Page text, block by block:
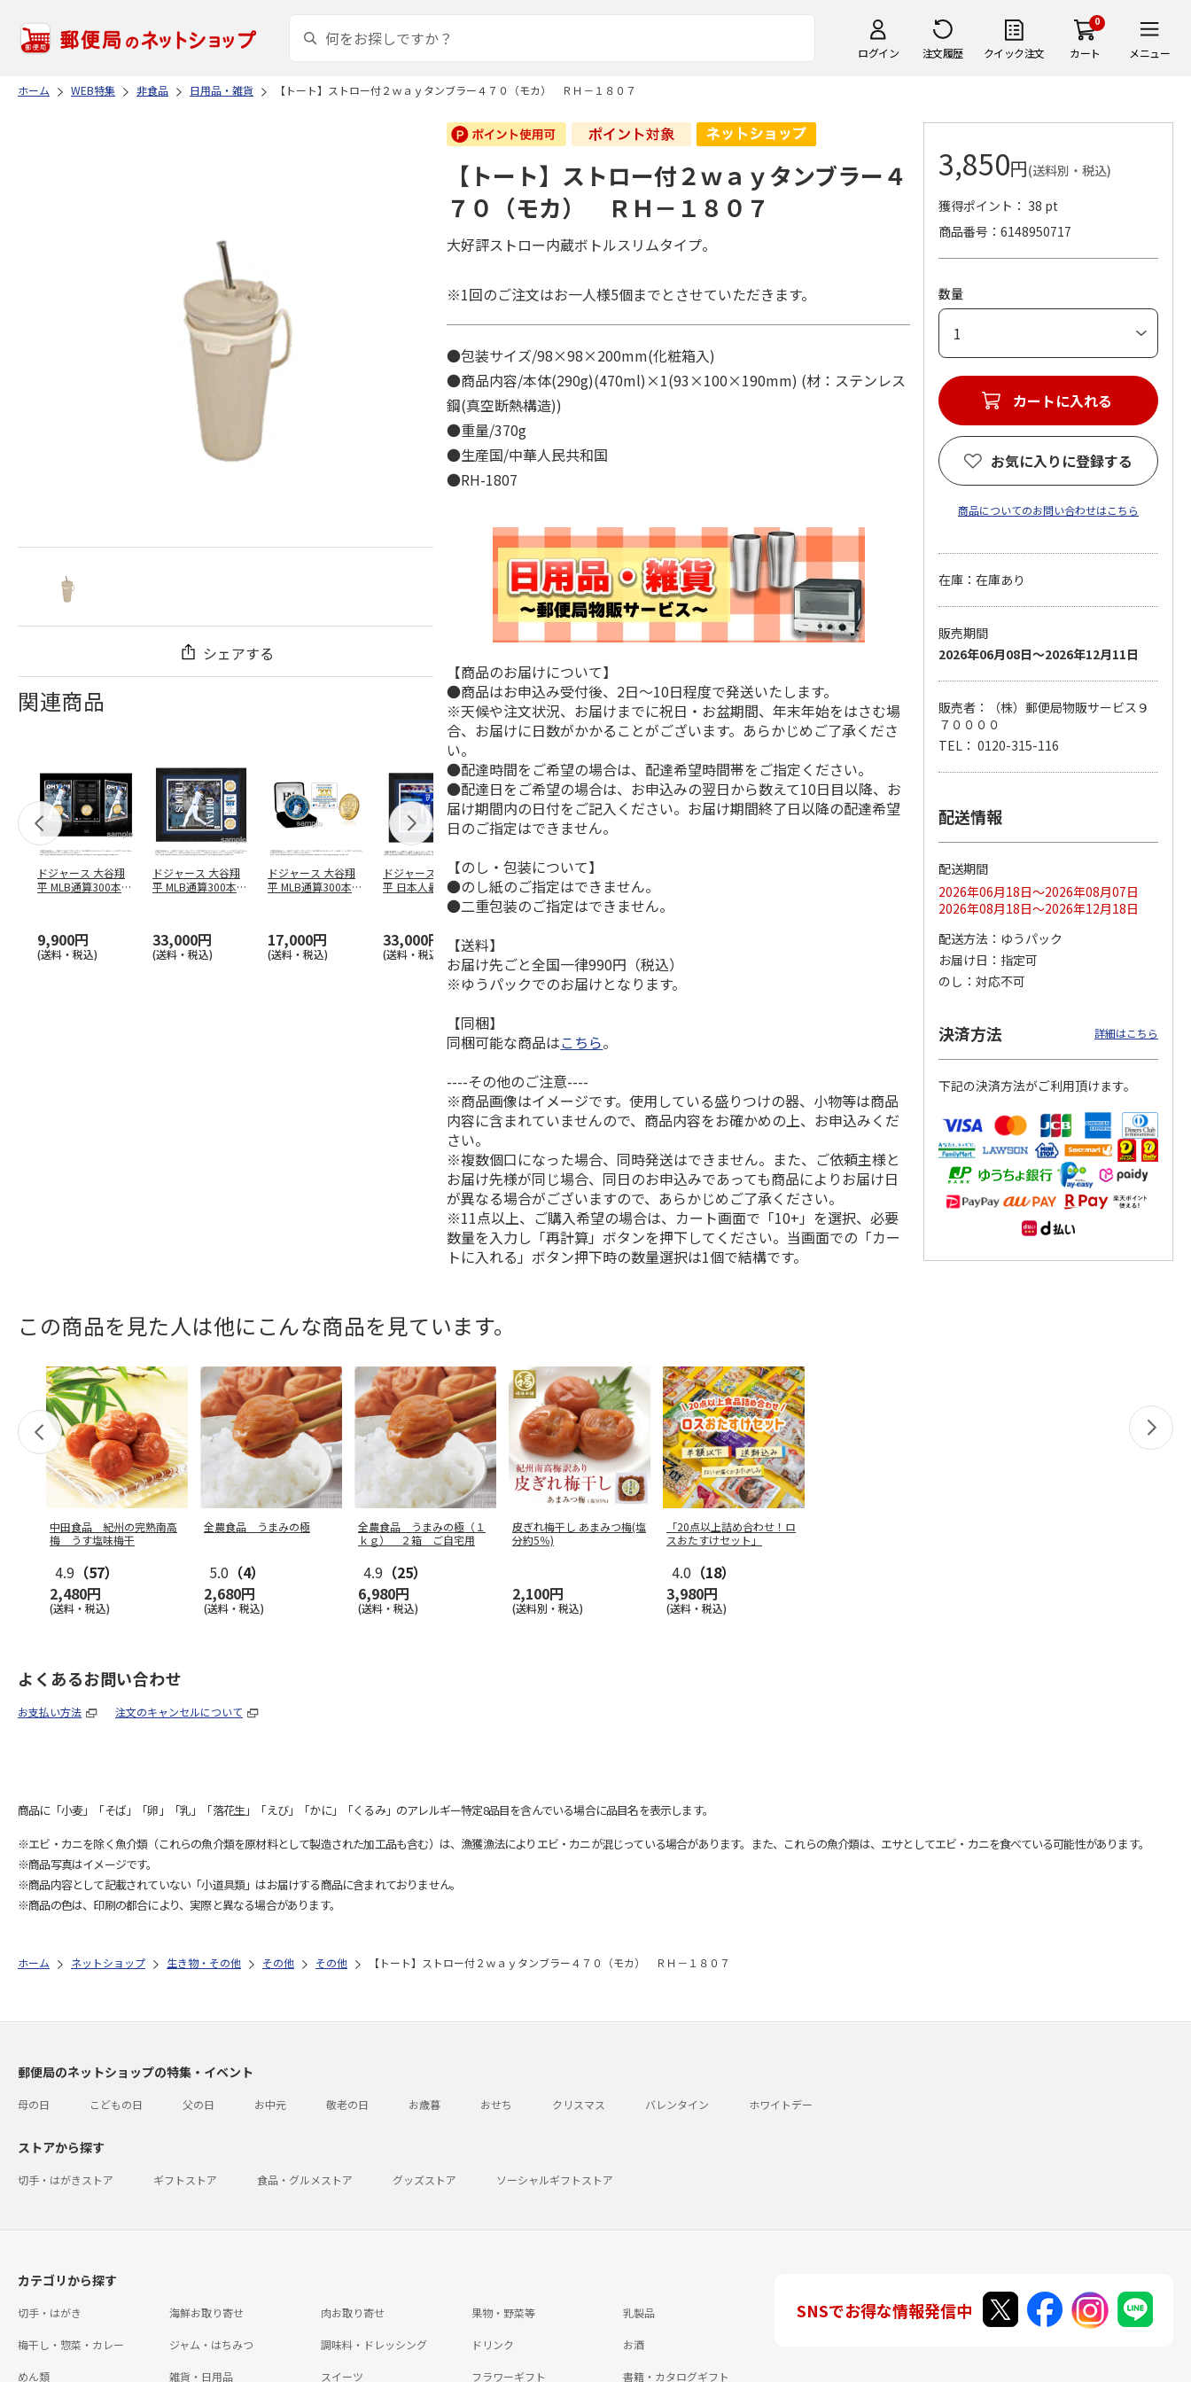
ログイン 注文履歴 クイック注文
0
カート メニュー
ホーム WEB特集 非食品 日用品・雑貨 【トート】ストロー付２ｗａｙタンブラー４７０（モカ） ＲＨ－１８０７
シェアする
関連商品
ドジャース 大谷翔
平 MLB通算300本塁
9,900円
(送料・税込)
ドジャース 大谷翔
平 MLB通算300本塁
33,000円
(送料・税込)
ドジャース 大谷翔
平 MLB通算300本塁
17,000円
(送料・税込)
ドジャース 大谷翔
平 日本人最多53試
合連続出塁記念 ダ
33,000円
(送料・税込)
MLB ドジャース 大
谷翔平 2026 NL 3・
4月投手…
平 日本人最多53試
合連続出塁記念 コ
イ…
ドジャース 大谷翔
平 日本人最多53試
合連続出塁記念 シ
ル…
17,000円
(送料・税込)
谷翔平 2026 NL 3・
4月投手…
【トート】ストロー付２ｗａｙタンブラー４
７０（モカ） ＲＨ－１８０７
大好評ストロー内蔵ボトルスリムタイプ。
※1回のご注文はお一人様5個までとさせていただきます。
●包装サイズ/98×98×200mm(化粧箱入)
●商品内容/本体(290g)(470ml)×1(93×100×190mm) (材：ステンレス
鋼(真空断熱構造))
●重量/370g
●生産国/中華人民共和国
●RH-1807
【商品のお届けについて】
●商品はお申込み受付後、2日～10日程度で発送いたします。
※天候や注文状況、お届けまでに祝日・お盆期間、年末年始をはさむ場
合、お届けに日数がかかることがございます。あらかじめご了承くださ
い。
●配達時間をご希望の場合は、配達希望時間帯をご指定ください。
●配達日をご希望の場合は、お申込みの翌日から数えて10日目以降、お
届け期間内の日付をご記入ください。お届け期間終了日以降の配達希望
日のご指定はできません。
【のし・包装について】
●のし紙のご指定はできません。
●二重包装のご指定はできません。
【送料】
お届け先ごと全国一律990円（税込）
※ゆうパックでのお届けとなります。
【同梱】
同梱可能な商品はこちら。
----その他のご注意----
※商品画像はイメージです。使用している盛りつけの器、小物等は商品
内容に含まれていませんので、商品内容をお確かめの上、お申込みくだ
さい。
※複数個口になった場合、同時発送はできません。また、ご依頼主様と
お届け先様が同じ場合、同日のお申込みであっても商品によりお届け日
が異なる場合がございますので、あらかじめご了承ください。
※11点以上、ご購入希望の場合は、カート画面で「10+」を選択、必要
数量を入力し「再計算」ボタンを押下してください。当画面での「カー
トに入れる」ボタン押下時の数量選択は1個で結構です。
3,850円(送料別・税込)
獲得ポイント： 38 pt
商品番号
6148950717
数量
カートに入れる
お気に入りに登録する
商品についてのお問い合わせはこちら
在庫：在庫あり
販売期間
2026年06月08日～2026年12月11日
販売者：（株）郵便局物販サービス９
７００００
TEL： 0120-315-116
配送情報
配送期間
2026年06月18日～2026年08月07日
2026年08月18日～2026年12月18日
配送方法
ゆうパック
お届け日
指定可
のし
対応不可
決済方法 詳細はこちら
下記の決済方法がご利用頂けます。
この商品を見た人は他にこんな商品を見ています。
中田食品 紀州の完熟南高
梅 うす塩味梅干
4.9 （57）
2,480円
(送料・税込)
全農食品 うまみの極
5.0 （4）
2,680円
(送料・税込)
全農食品 うまみの極（１
ｋｇ） ２箱 ご自宅用
4.9 （25）
6,980円
(送料・税込)
皮ぎれ梅干し あまみつ梅(塩
分約5％)
2,100円
(送料別・税込)
「20点以上詰め合わせ！ロ
スおたすけセット」
4.0 （18）
3,980円
(送料・税込)
よくあるお問い合わせ
お支払い方法 注文のキャンセルについて
商品に「小麦」「そば」「卵」「乳」「落花生」「えび」「かに」「くるみ」のアレルギー特定8品目を含んでいる場合に品目名を表示します。
※エビ・カニを除く魚介類（これらの魚介類を原材料として製造された加工品も含む）は、漁獲漁法によりエビ・カニが混じっている場合があります。また、これらの魚介類は、エサとしてエビ・カニを食べている可能性があります。
※商品写真はイメージです。
※商品内容として記載されていない「小道具類」はお届けする商品に含まれておりません。
※商品の色は、印刷の都合により、実際と異なる場合があります。
ホーム ネットショップ 生き物・その他 その他 その他 【トート】ストロー付２ｗａｙタンブラー４７０（モカ） ＲＨ－１８０７
郵便局のネットショップの特集・イベント
母の日 こどもの日 父の日 お中元 敬老の日 お歳暮 おせち クリスマス バレンタイン ホワイトデー
ストアから探す
切手・はがきストア ギフトストア 食品・グルメストア グッズストア ソーシャルギフトストア
カテゴリから探す
切手・はがき 海鮮お取り寄せ 肉お取り寄せ 果物・野菜等 乳製品
梅干し・惣菜・カレー ジャム・はちみつ 調味料・ドレッシング ドリンク お酒
めん類 雑貨・日用品 スイーツ フラワーギフト 書籍・カタログギフト
SNSでお得な情報発信中